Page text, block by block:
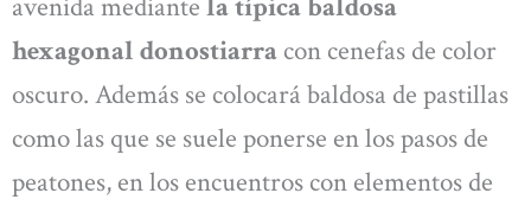
hexagonal donostiarra con cenefas de color
oscuro. Además se colocará baldosa de pastillas
como las que se suele ponerse en los pasos de
peatones, en los encuentros con elementos de